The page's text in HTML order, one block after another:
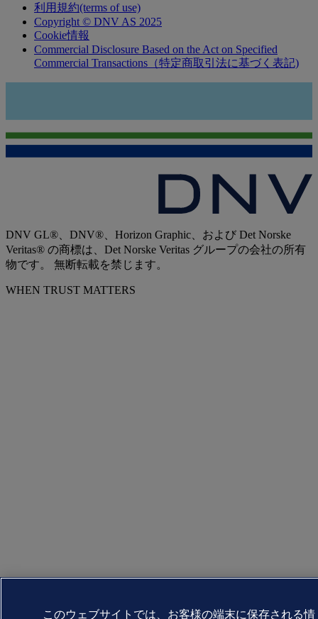
利用規約(terms of use)
Copyright © DNV AS 2025
Cookie情報
Commercial Disclosure Based on the Act on Specified
Commercial Transactions（特定商取引法に基づく表記)
DNV GL®、DNV®、Horizon Graphic、および Det Norske
Veritas® の商標は、Det Norske Veritas グループの会社の所有
物です。 無断転載を禁じます。
WHEN TRUST MATTERS
このウェブサイトでは、お客様の端末に保存される情